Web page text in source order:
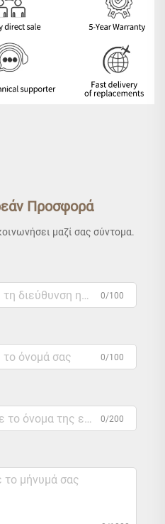
Προσφορά
μαζί σας σύντομα.
0/100
0/100
0/200